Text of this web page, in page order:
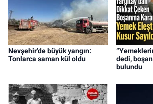
Nevşehir’de büyük yangın:
Tonlarca saman kül oldu
dedi,
bulundu